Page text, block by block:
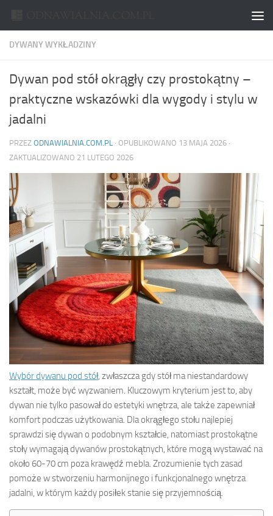
DYWANY WYKŁADZINY
Dywan pod stół okrągły czy prostokątny –
praktyczne wskazówki dla wygody i stylu w
jadalni
PRZEZ ODNAWIALNIA.COM.PL · OPUBLIKOWANO 13 MAJA 2026 ·
ZAKTUALIZOWANO 21 LUTEGO 2026
Wybór dywanu pod stół, zwłaszcza gdy stół ma niestandardowy
kształt, może być wyzwaniem. Kluczowym kryterium jest to, aby
dywan nie tylko pasował do estetyki wnętrza, ale także zapewniał
komfort podczas użytkowania. Dla okrągłego stołu najlepiej
sprawdzi się dywan o podobnym kształcie, natomiast prostokątne
stoły wymagają dywanów prostokątnych, które mogą wystawać na
około 60-70 cm poza krawędź mebla. Zrozumienie tych zasad
pomoże w stworzeniu harmonijnego i funkcjonalnego wnętrza
jadalni, w którym każdy posiłek stanie się przyjemnością.